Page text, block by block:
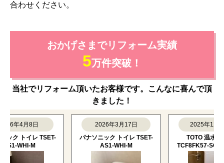
合わせください。
おかげさまでリフォーム実績
5万件突破！
当社でリフォーム頂いたお客様です。こんなに喜んで頂
きました！
4月8日
トイレ TSET-
WHI-M
2026年3月17日
パナソニック トイレ TSET-
AS1-WHI-M
2025年12月11日
TOTO 温水洗浄便
TCF8FK57-SC1-